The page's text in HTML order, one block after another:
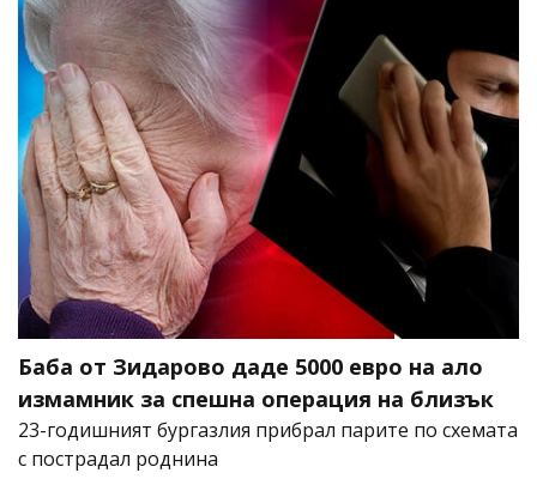
Баба от Зидарово даде 5000 евро на ало
измамник за спешна операция на близък
23-годишният бургазлия прибрал парите по схемата
с пострадал роднина